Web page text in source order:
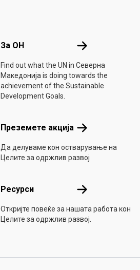
За ОН За ОН
Find out what the UN in Северна
Македонија is doing towards the
achievement of the Sustainable
Development Goals.
Преземете акција Преземете акција
Да делуваме кон остварување на
Целите за одржлив развој
Ресурси Ресурси
Откријте повеќе за нашата работа кон
Целите за одржлив развој.